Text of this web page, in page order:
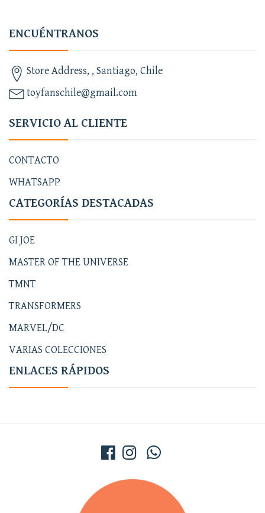
ENCUÉNTRANOS
Store Address, , Santiago, Chile
toyfanschile@gmail.com
SERVICIO AL CLIENTE
CONTACTO
WHATSAPP
CATEGORÍAS DESTACADAS
GI JOE
MASTER OF THE UNIVERSE
TMNT
TRANSFORMERS
MARVEL/DC
VARIAS COLECCIONES
ENLACES RÁPIDOS